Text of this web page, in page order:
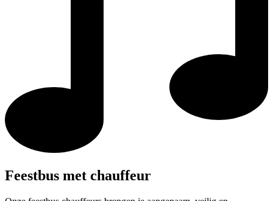
Feestbus met chauffeur